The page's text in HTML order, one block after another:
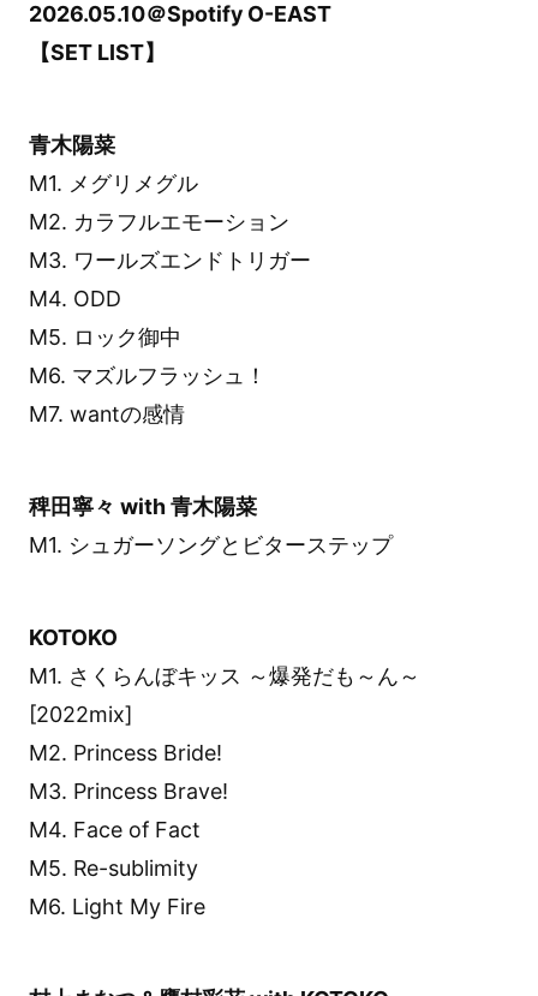
2026.05.10＠Spotify O-EAST
【SET LIST】
青木陽菜
M1. メグリメグル
M2. カラフルエモーション
M3. ワールズエンドトリガー
M4. ODD
M5. ロック御中
M6. マズルフラッシュ！
M7. wantの感情
稗田寧々 with 青木陽菜
M1. シュガーソングとビターステップ
KOTOKO
M1. さくらんぼキッス ～爆発だも～ん～
[2022mix]
M2. Princess Bride!
M3. Princess Brave!
M4. Face of Fact
M5. Re-sublimity
M6. Light My Fire